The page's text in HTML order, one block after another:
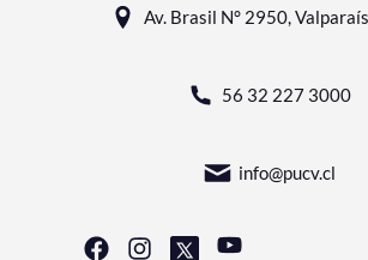
Av. Brasil N° 2950,
56 32 227 3000
info@pucv.cl